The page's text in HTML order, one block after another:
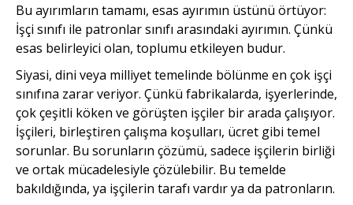
Bu ayırımların tamamı, esas ayırımın üstünü örtüyor:
İşçi sınıfı ile patronlar sınıfı arasındaki ayırımın. Çünkü
esas belirleyici olan, toplumu etkileyen budur.
Siyasi, dini veya milliyet temelinde bölünme en çok işçi
sınıfına zarar veriyor. Çünkü fabrikalarda, işyerlerinde,
çok çeşitli köken ve görüşten işçiler bir arada çalışıyor.
İşçileri, birleştiren çalışma koşulları, ücret gibi temel
sorunlar. Bu sorunların çözümü, sadece işçilerin birliği
ve ortak mücadelesiyle çözülebilir. Bu temelde
bakıldığında, ya işçilerin tarafı vardır ya da patronların.